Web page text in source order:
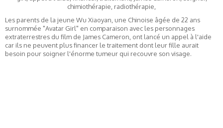
Les parents de la jeune Wu Xiaoyan, une Chinoise âgée de 22 ans
surnommée "Avatar Girl" en comparaison avec les personnages
extraterrestres du film de James Cameron, ont lancé un appel à l'aide
car ils ne peuvent plus financer le traitement dont leur fille aurait
besoin pour soigner l'énorme tumeur qui recouvre son visage.